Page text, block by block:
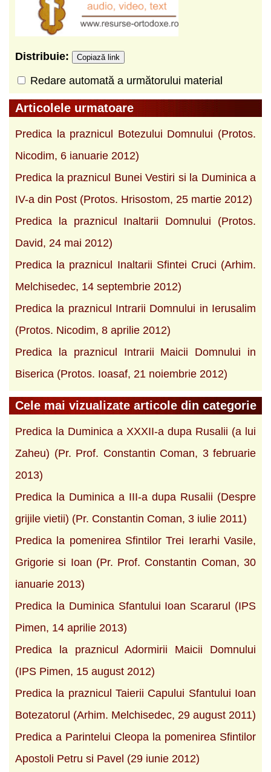
Distribuie: Copiază link
Redare automată a următorului material
Articolele urmatoare
Predica la praznicul Botezului Domnului (Protos.
Nicodim, 6 ianuarie 2012)
Predica la praznicul Bunei Vestiri si la Duminica a
IV-a din Post (Protos. Hrisostom, 25 martie 2012)
Predica la praznicul Inaltarii Domnului (Protos.
David, 24 mai 2012)
Predica la praznicul Inaltarii Sfintei Cruci (Arhim.
Melchisedec, 14 septembrie 2012)
Predica la praznicul Intrarii Domnului in Ierusalim
(Protos. Nicodim, 8 aprilie 2012)
Predica la praznicul Intrarii Maicii Domnului in
Biserica (Protos. Ioasaf, 21 noiembrie 2012)
Cele mai vizualizate articole din categorie
Predica la Duminica a XXXII-a dupa Rusalii (a lui
Zaheu) (Pr. Prof. Constantin Coman, 3 februarie
2013)
Predica la Duminica a III-a dupa Rusalii (Despre
grijile vietii) (Pr. Constantin Coman, 3 iulie 2011)
Predica la pomenirea Sfintilor Trei Ierarhi Vasile,
Grigorie si Ioan (Pr. Prof. Constantin Coman, 30
ianuarie 2013)
Predica la Duminica Sfantului Ioan Scararul (IPS
Pimen, 14 aprilie 2013)
Predica la praznicul Adormirii Maicii Domnului
(IPS Pimen, 15 august 2012)
Predica la praznicul Taierii Capului Sfantului Ioan
Botezatorul (Arhim. Melchisedec, 29 august 2011)
Predica a Parintelui Cleopa la pomenirea Sfintilor
Apostoli Petru si Pavel (29 iunie 2012)